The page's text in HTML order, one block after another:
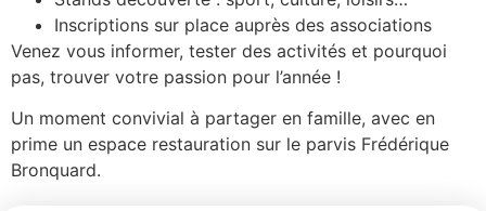
Inscriptions sur place auprès des associations
Venez vous informer, tester des activités et pourquoi
pas, trouver votre passion pour l’année !
Un moment convivial à partager en famille, avec en
prime un espace restauration sur le parvis Frédérique
Bronquard.